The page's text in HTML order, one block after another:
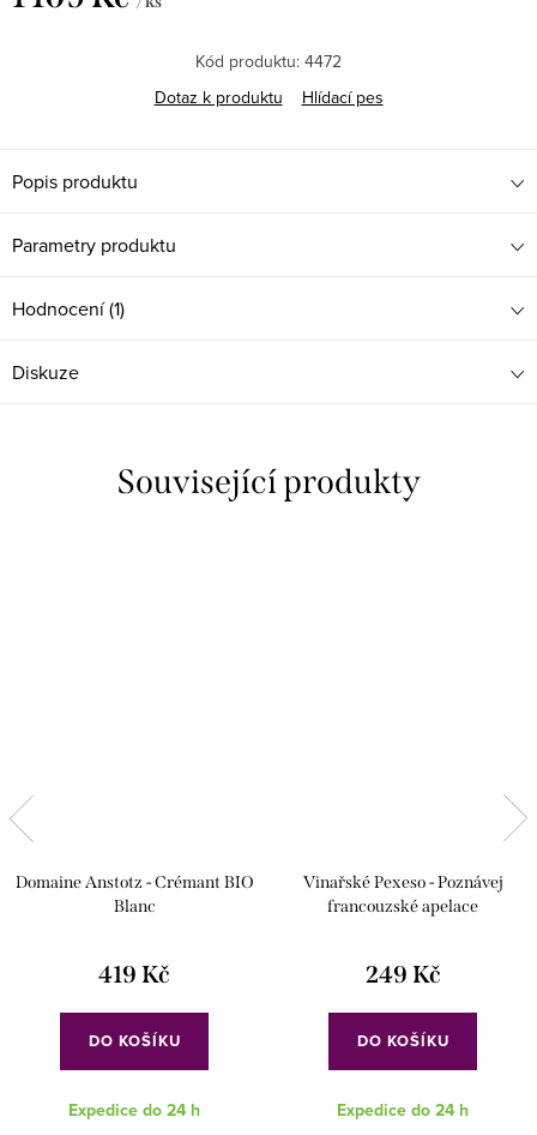
Kód produktu: 4472
Dotaz k produktu
Hlídací pes
Popis produktu
Parametry produktu
Hodnocení (1)
Diskuze
Související produkty
Domaine Anstotz - Crémant BIO
Blanc
419 Kč
DO KOŠÍKU
Expedice do 24 h
Vinařské Pexeso - Poznávej
francouzské apelace
249 Kč
DO KOŠÍKU
Expedice do 24 h